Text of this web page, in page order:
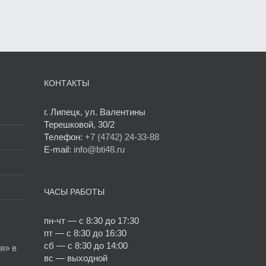
в
КОНТАКТЫ
г. Липецк, ул. Валентины
Терешковой, 30/2
Телефон: +7 (4742) 24-33-88
E-mail: info@bti48.ru
ЧАСЫ РАБОТЫ
пн-чт — с 8:30 до 17:30
пт — с 8:30 до 16:30
сб — с 8:30 до 14:00
вс — выходной